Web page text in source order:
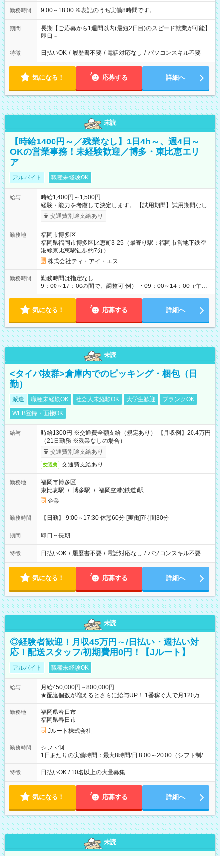
勤務時間 9:00～18:00 ※表記のうち実働8時間です。
期間
長期【ご応募から1週間以内(最短2日目)のスピード就業が可能】
即日～
特徴 日払いOK / 履歴書不要 / 電話対応なし / パソコンスキル不要
気になる！ 応募する 詳細へ
未読
【時給1400円～／残業なし】1日4h～、週4日～
OKの営業事務！未経験歓迎／博多・東比恵エリ
ア
アルバイト 職種未経験OK
給与
時給1,400円～1,500円
経験・能力を考慮して決定します。 【試用期間】試用期間なし
交通費別途支給あり
勤務地
福岡市博多区
福岡県福岡市博多区比恵町3-25（最寄り駅：福岡市営地下鉄空
港線東比恵駅徒歩約7分）
株式会社ティ・アイ・エス
勤務時間
勤務時間は指定なし
9：00～17：00の間で、調整可 例） ・09：00～14：00（午後
からは家事に） ・10：00～16：00（朝はゆっくりスタート）
勤務で、ご希望に合わせて調整します。 ◎今週は子供の行事
気になる！ 応募する 詳細へ
未読
<タイパ抜群>倉庫内でのピッキング・梱包（日
勤）
派遣 職種未経験OK 社会人未経験OK 大学生歓迎
ブランクOK
WEB登録・面接OK
給与
時給1300円 ※交通費全額支給（規定あり） 【月収例】20.4万円
（21日勤務 ※残業なしの場合）
交通費別途支給あり
交通費 交通費支給あり
勤務地
福岡市博多区
東比恵駅 / 博多駅 / 福岡空港(鉄道)駅
企業
勤務時間 【日勤】 9:00～17:30 休憩60分 [実働]7時間30分
期間 即日～長期
特徴 日払いOK / 履歴書不要 / 電話対応なし / パソコンスキル不要
気になる！ 応募する 詳細へ
未読
◎経験者歓迎！月収45万円～/日払い・週払い対
応！配送スタッフ/初期費用0円！【Jルート】
アルバイト 職種未経験OK
給与
月給450,000円～800,000円
★配達個数が増えるとさらに給与UP！ 1番稼ぐ人で月120万ほ
ど！ ・主要都市エリア 月収55万円／週5日稼働 月収65万~112
万円／週6日稼働 ・地方郊外エリア 月収40万円／週5日稼働 月
収40万円~50万円／週6日稼働 ＜モデルイメージ＞ ■月収50万
円 (27歳男性/江東区在住)※元建築関係 1日150個配達×25日勤務
(日休み) ■月収80万円(43歳男性/墨田区在住)※元営業 1日200個
勤務地
福岡県春日市
福岡県春日市
Jルート株式会社
勤務時間
シフト制
1日あたりの実働時間：最大8時間/日 8:00～20:00（シフト制/実
働8時間） ※週5日勤務（場所次第では週4も有り） ※配達状況
によって時間外での勤務可能性有り ※案件により多少の前後あ
特徴 日払いOK / 10名以上の大量募集
気になる！ 応募する 詳細へ
未読